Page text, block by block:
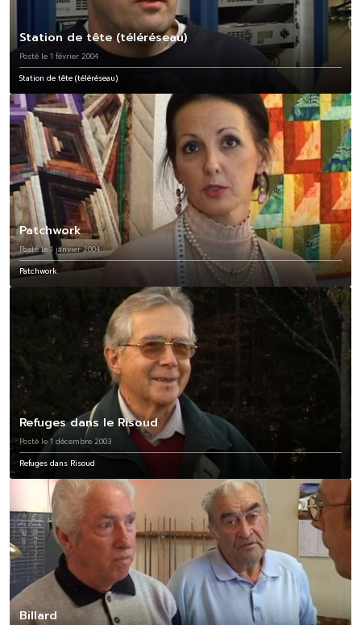
Station de tête (téléréseau)
Posté le 1 février 2004
Station de tête (téléréseau)
Patchwork
Posté le 1 janvier 2004
Patchwork
Refuges dans le Risoud
Posté le 1 décembre 2003
Refuges dans Risoud
Billard